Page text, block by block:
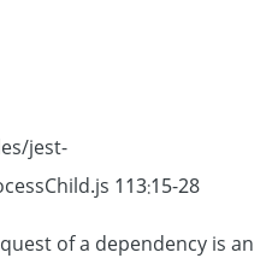
jest-
113:15-28
of a dependency is an